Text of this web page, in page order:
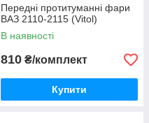
Передні протитуманні фари
ВАЗ 2110-2115 (Vitol)
В наявності
810 ₴/комплект
Купити